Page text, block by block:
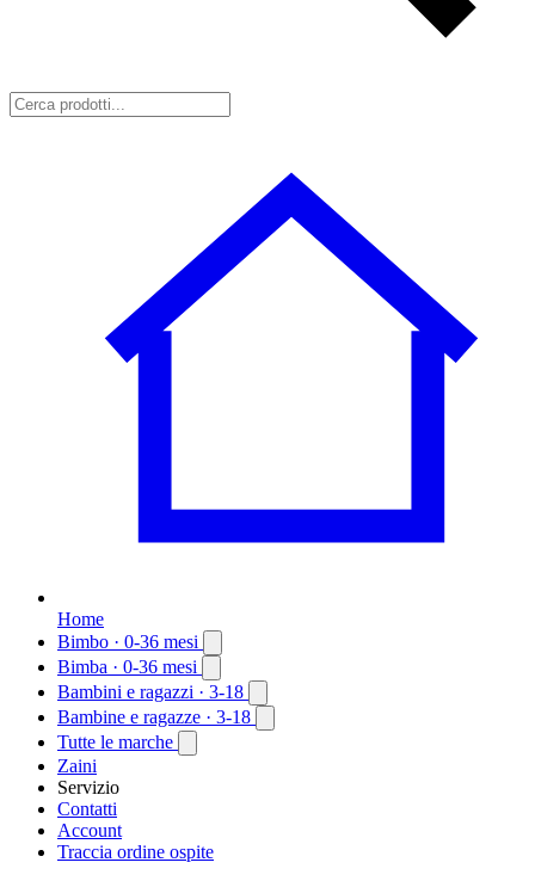
Home
Bimbo · 0-36 mesi
Bimba · 0-36 mesi
Bambini e ragazzi · 3-18
Bambine e ragazze · 3-18
Tutte le marche
Zaini
Servizio
Contatti
Account
Traccia ordine ospite